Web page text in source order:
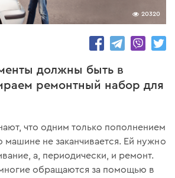
20320
должны быть в
ремонтный набор для
что одним только пополнением
машине не заканчивается. Ей нужно
а, периодически, и ремонт.
обращаются за помощью в